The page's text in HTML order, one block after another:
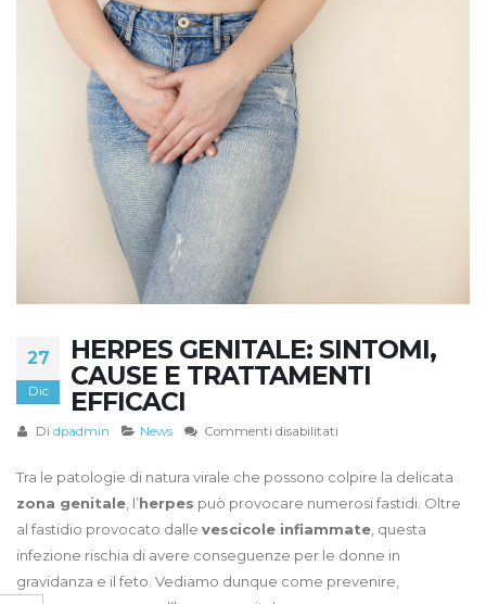
27
Dic
HERPES GENITALE: SINTOMI,
CAUSE E TRATTAMENTI
EFFICACI
Di dpadmin News Commenti disabilitati
genitale:
sintomi,
e
trattamenti
efficaci
Tra le patologie di natura virale che possono colpire la delicata
zona genitale , l’herpes può provocare numerosi fastidi. Oltre
al fastidio provocato dalle vescicole infiammate , questa
infezione rischia di avere conseguenze per le donne in
gravidanza e il feto. Vediamo dunque come prevenire,